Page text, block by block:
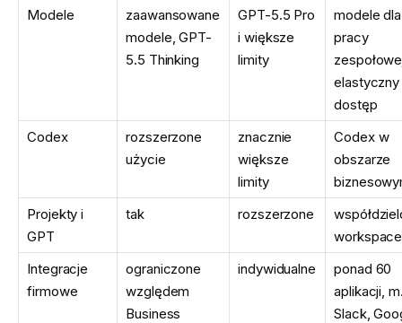
Modele
zaawansowane
modele, GPT-
5.5 Thinking
GPT-5.5 Pro
i większe
limity
modele dla
pracy
elastyczny
dostęp
Codex
rozszerzone
użycie
znacznie
większe
limity
Codex w
obszarze
Projekty i
GPT
tak rozszerzone
workspace
Integracje
firmowe
ograniczone
względem
Business
indywidualne
ponad 60
aplikacji,
Slack,